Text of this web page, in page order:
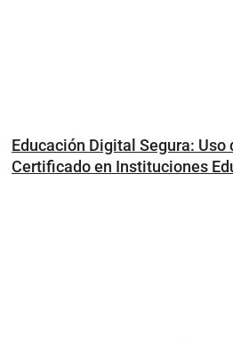
Educación Digital Segura:
Certificado en Instituciones